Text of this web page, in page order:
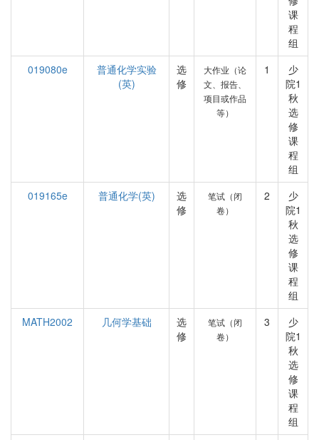
课
程
组
019080e
普通化学实验
(英)
选
修
大作业（论
文、报告、
项目或作品
等）
1
少
院1
秋
选
修
课
程
组
019165e
普通化学(英)
选
修
笔试（闭
卷）
2
少
院1
秋
选
修
课
程
组
MATH2002
几何学基础
选
修
笔试（闭
卷）
3
少
院1
秋
选
修
课
程
组